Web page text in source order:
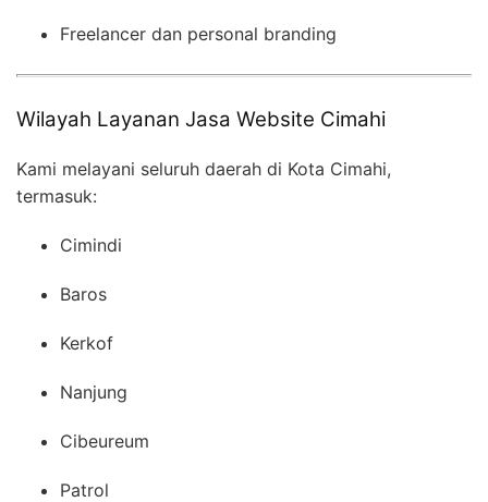
Freelancer dan personal branding
Wilayah Layanan Jasa Website Cimahi
Kami melayani seluruh daerah di Kota Cimahi,
termasuk:
Cimindi
Baros
Kerkof
Nanjung
Cibeureum
Patrol